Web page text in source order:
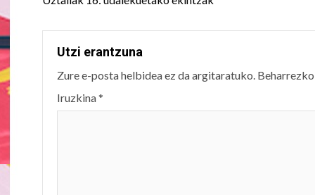
navigation
Utzi erantzuna
Zure e-posta helbidea ez da argitaratuko.
Iruzkina*